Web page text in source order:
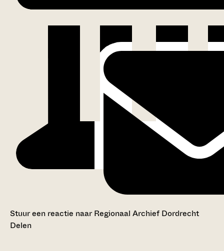
Stuur een reactie naar Regionaal Archief Dordrecht
Delen